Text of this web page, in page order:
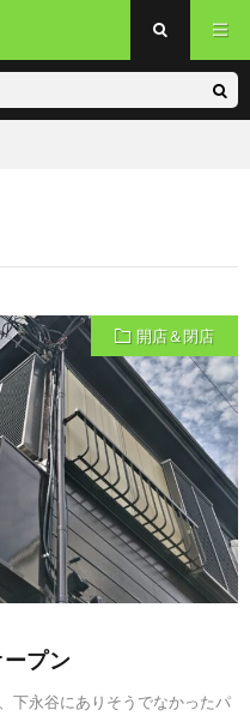
開店＆閉店
プン
下永谷にありそうでなかったパ